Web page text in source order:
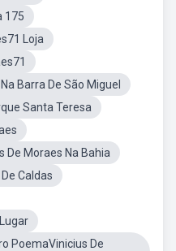
175
Loja
Barra De São Miguel
Santa Teresa
De Moraes Na Bahia
Caldas
PoemaVinicius De